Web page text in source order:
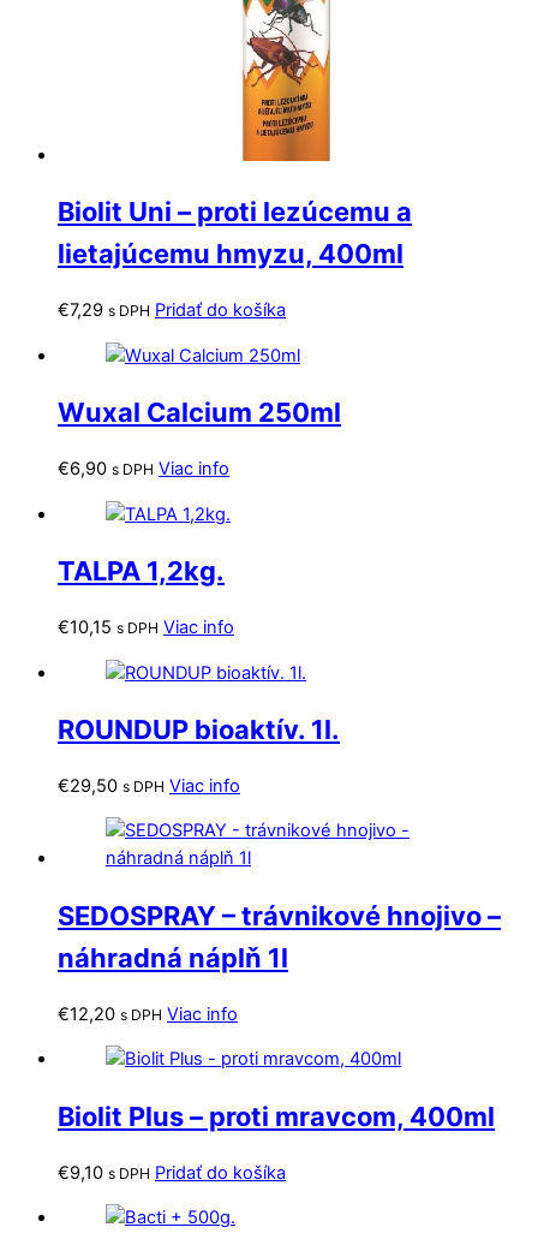
Biolit Uni – proti lezúcemu a
lietajúcemu hmyzu, 400ml
€7,29 s DPH Pridať do košíka
Wuxal Calcium 250ml
€6,90 s DPH Viac info
TALPA 1,2kg.
€10,15 s DPH Viac info
ROUNDUP bioaktív. 1l.
€29,50 s DPH Viac info
SEDOSPRAY – trávnikové hnojivo –
náhradná náplň 1l
€12,20 s DPH Viac info
Biolit Plus – proti mravcom, 400ml
€9,10 s DPH Pridať do košíka